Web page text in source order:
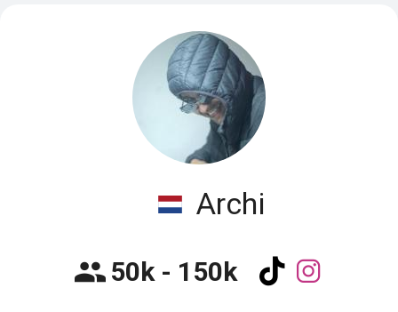
Archi
50k - 150k